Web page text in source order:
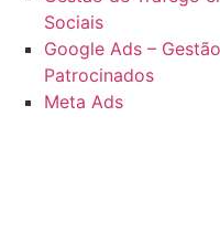
Sociais
Google Ads –
Patrocinados
Meta Ads